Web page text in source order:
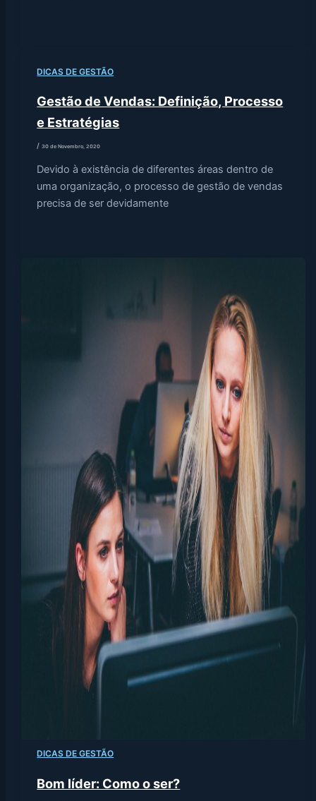
DICAS DE GESTÃO
Gestão de Vendas: Definição, Processo
e Estratégias
/30 de Novembro, 2020
Devido à existência de diferentes áreas dentro de
uma organização, o processo de gestão de vendas
precisa de ser devidamente
DICAS DE GESTÃO
Bom líder: Como o ser?